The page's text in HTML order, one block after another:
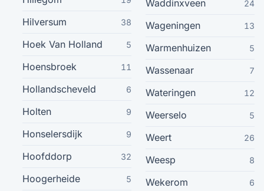
Nieuwerkerk Ad Ijssel
Hoorn
Ommen
Sprang-Capelle
Hilversum 38
Hoek Van Holland 5
Hoensbroek 11
Hollandscheveld 6
Holten 9
Honselersdijk 9
Hoofddorp 32
Hoogerheide 5
Waddinxveen 24
Wageningen 13
Warmenhuizen 5
Wassenaar 7
Wateringen 12
Weerselo 5
Weert 26
Weesp 8
Wekerom 6